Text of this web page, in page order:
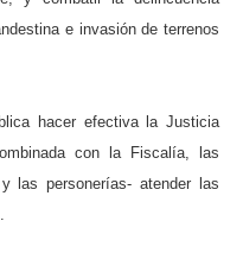
e invasión de terrenos
hacer efectiva la Justicia
con la Fiscalía, las
las personerías- atender las